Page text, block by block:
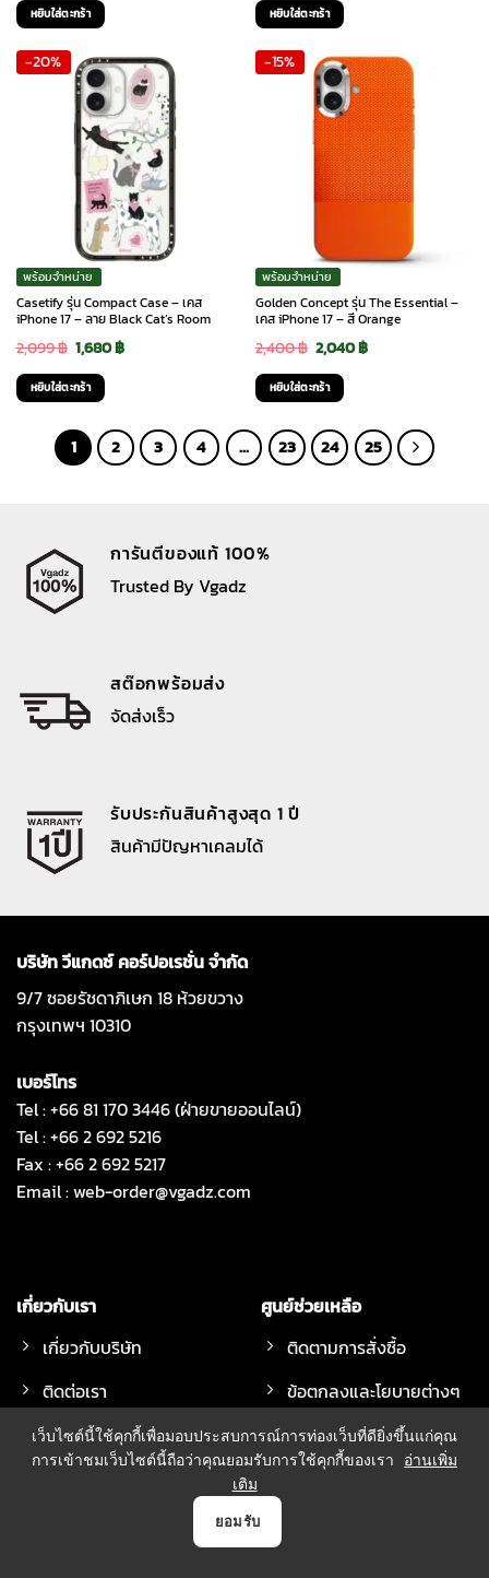
was:
2,099 ฿.1,680 ฿.
หยิบใส่ตะกร้า
was:
2,099 ฿.1,680 ฿.
หยิบใส่ตะกร้า
-20%
พร้อมจำหน่าย
Casetify รุ่น Compact Case – เคส
iPhone 17 – ลาย Black Cat’s Room
2,099฿ Original
price
was:
2,099 ฿.
1,680฿Current
1,680 ฿.
หยิบใส่ตะกร้า
-15%
พร้อมจำหน่าย
Golden Concept รุ่น The Essential –
เคส iPhone 17 – สี Orange
2,400฿ Original
price
was:
2,400 ฿.
2,040฿Current
2,040 ฿.
หยิบใส่ตะกร้า
1 2 3 4 … 23 24 25
การันตีของแท้ 100%
Trusted By Vgadz
สต๊อกพร้อมส่ง
จัดส่งเร็ว
รับประกันสินค้าสูงสุด 1 ปี
สินค้ามีปัญหาเคลมได้
บริษัท วีแกดซ์ คอร์ปอเรชั่น จำกัด
9/7 ซอยรัชดาภิเษก 18 ห้วยขวาง
กรุงเทพฯ 10310
เบอร์โทร
Tel : +66 81 170 3446 (ฝ่ายขายออนไลน์)
Tel : +66 2 692 5216
Fax : +66 2 692 5217
Email :web-order@vgadz.com
เกี่ยวกับเรา
เกี่ยวกับบริษัท
ติดต่อเรา
แจ้งชำระเงิน
ศูนย์ช่วยเหลือ
ติดตามการสั่งซื้อ
ข้อตกลงและโยบายต่างๆ
เว็บไซต์นี้ใช้คุกกี้เพื่อมอบประสบการณ์การท่องเว็บที่ดียิ่งขึ้นแก่คุณ
การเข้าชมเว็บไซต์นี้ถือว่าคุณยอมรับการใช้คุกกี้ของเรา
อ่านเพิ่ม
เติม
ยอมรับ